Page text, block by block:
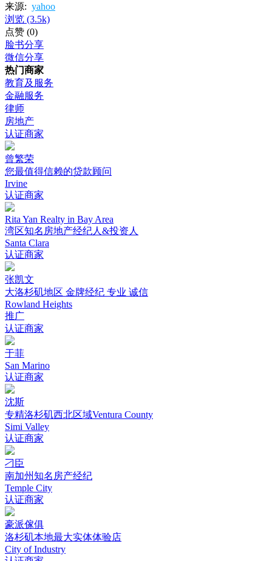
来源: yahoo
浏览 (3.5k)
点赞 (0)
脸书分享
微信分享
热门商家
教育及服务
金融服务
律师
房地产
认证商家
曾繁荣
您最值得信赖的贷款顾问
Irvine
认证商家
Rita Yan Realty in Bay Area
湾区知名房地产经纪人&投资人
Santa Clara
认证商家
张凯文
大洛杉矶地区 金牌经纪 专业 诚信
Rowland Heights
推广
认证商家
于菲
San Marino
认证商家
沈斯
专精洛杉矶西北区域Ventura County
Simi Valley
认证商家
刁臣
南加州知名房产经纪
Temple City
认证商家
豪派傢俱
洛杉矶本地最大实体体验店
City of Industry